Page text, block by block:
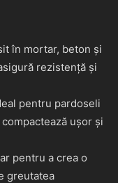
în mortar, beton și
rezistență și
pentru pardoseli
ușor și
pentru a crea o
greutatea